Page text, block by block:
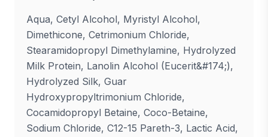
Aqua, Cetyl Alcohol, Myristyl Alcohol,
Dimethicone, Cetrimonium Chloride,
Stearamidopropyl Dimethylamine, Hydrolyzed
Milk Protein, Lanolin Alcohol (Eucerit&#174;),
Hydrolyzed Silk, Guar
Hydroxypropyltrimonium Chloride,
Cocamidopropyl Betaine, Coco-Betaine,
Sodium Chloride, C12-15 Pareth-3, Lactic Acid,